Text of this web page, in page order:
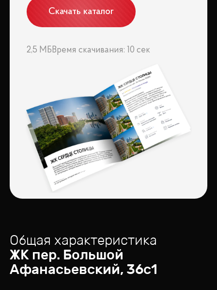
Скачать каталог
2,5 МБ Время скачивания: 10 сек
Общая характеристика
ЖК пер. Большой
Афанасьевский, 36с1